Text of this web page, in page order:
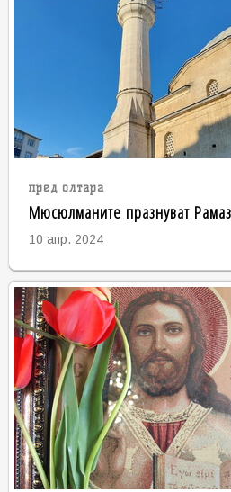
пред олтара
Мюсюлманите празнуват
10 апр. 2024